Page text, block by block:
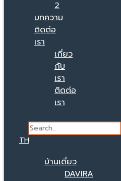
2
บทความ
ติดต่อ
เรา
เกี่ยว
กับ
เรา
ติดต่อ
เรา
TH
บ้านเดี่ยว
DAVIRA